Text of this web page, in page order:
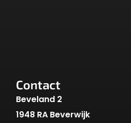
Contact
Beveland 2
1948 RA Beverwijk